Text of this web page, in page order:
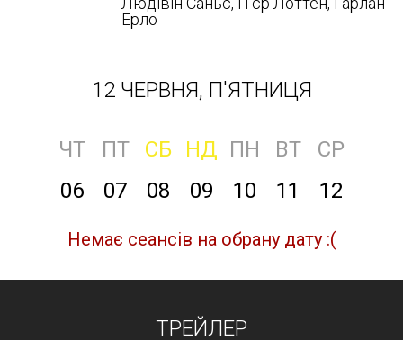
Ерло
12 ЧЕРВНЯ, П'ЯТНИЦЯ
ЧТ ПТ СБ НД ПН ВТ
СР
06
07 08 09 10 11 12
Немає сеансів на обрану дату :(
ТРЕЙЛЕР